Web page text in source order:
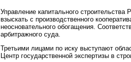
Управление капитального строительства
взыскать с производственного
неосновательного обогащения.
арбитражного суда.
Третьими лицами по иску выступают
Центр государственной экспертизы в